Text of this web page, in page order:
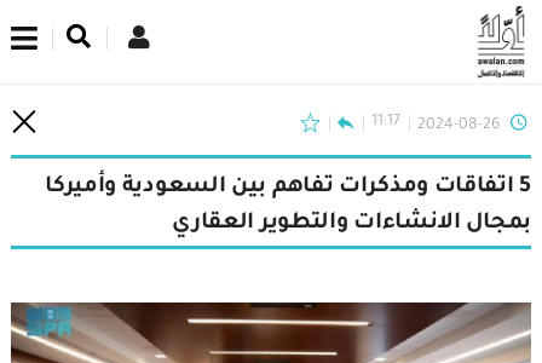
2024-08-26
11:17
5 اتفاقات ومذكرات تفاهم بين السعودية وأميركا
بمجال الانشاءات والتطوير العقاري
اشترك في نشرتنا الإخبارية